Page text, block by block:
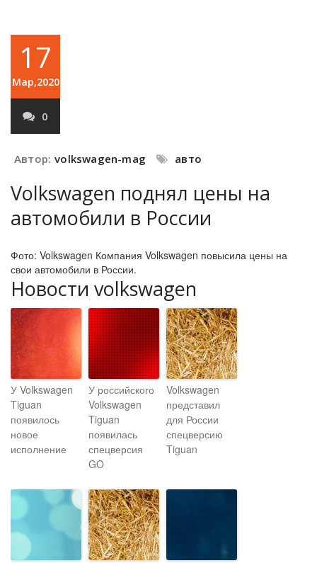
17
Мар,2020
0
Автор: volkswagen-mag авто
Volkswagen поднял цены на
автомобили в России
Фото: Volkswagen Компания Volkswagen повысила цены на
свои автомобили в России.
Новости volkswagen
У Volkswagen
Tiguan
появилось
новое
исполнение
У российского
Volkswagen
Tiguan
появилась
спецверсия
GO
Volkswagen
представил
для России
спецверсию
Tiguan